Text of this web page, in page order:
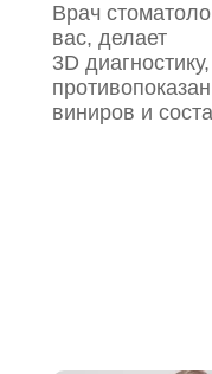
Врач
вас, делает
3D
виниров и